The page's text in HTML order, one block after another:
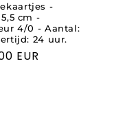
-
cm -
4/0 - Aantal:
24 uur.
EUR